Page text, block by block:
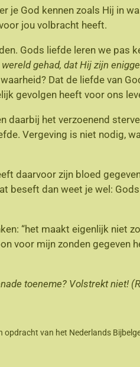
je God kennen zoals Hij in
jou volbracht heeft.
Gods liefde leren we pas
gehad, dat Hij zijn
Dat de liefde van
gevolgen heeft voor ons
het verzoenend
Vergeving is niet nodig,
daarvoor zijn bloed
beseft dan weet je wel:
“het maakt eigenlijk niet
voor mijn zonden
toeneme? Volstrekt niet!
van het Nederlands